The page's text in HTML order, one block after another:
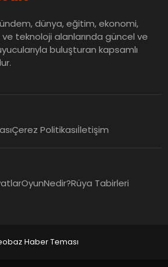
dünya, eğitim, ekonomi,
ve teknoloji alanlarında güncel ve
buluşturan kapsamlı
Çerez Politikasıİletişim
OyunNedir?Rüya Tabirleri
Haber Teması